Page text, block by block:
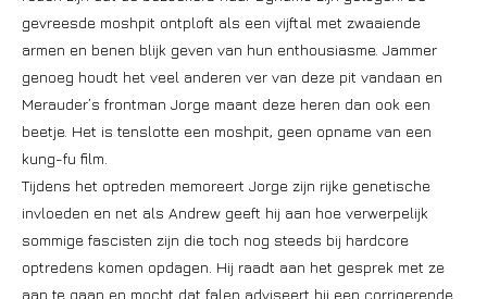
gevreesde moshpit ontploft als een vijftal met zwaaiende
armen en benen blijk geven van hun enthousiasme. Jammer
genoeg houdt het veel anderen ver van deze pit vandaan en
Merauder’s frontman Jorge maant deze heren dan ook een
beetje. Het is tenslotte een moshpit, geen opname van een
kung-fu film.
Tijdens het optreden memoreert Jorge zijn rijke genetische
invloeden en net als Andrew geeft hij aan hoe verwerpelijk
sommige fascisten zijn die toch nog steeds bij hardcore
optredens komen opdagen. Hij raadt aan het gesprek met ze
aan te gaan en mocht dat falen adviseert hij een corrigerende